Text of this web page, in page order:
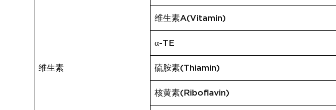
维生素
维生素A(Vitamin)
α-TE
硫胺素(Thiamin)
核黄素(Riboflavin)